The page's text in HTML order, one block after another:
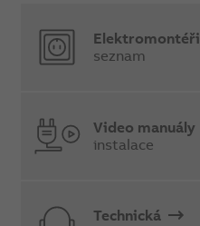
Elektromontéři
seznam
Video manuály
instalace
Technická